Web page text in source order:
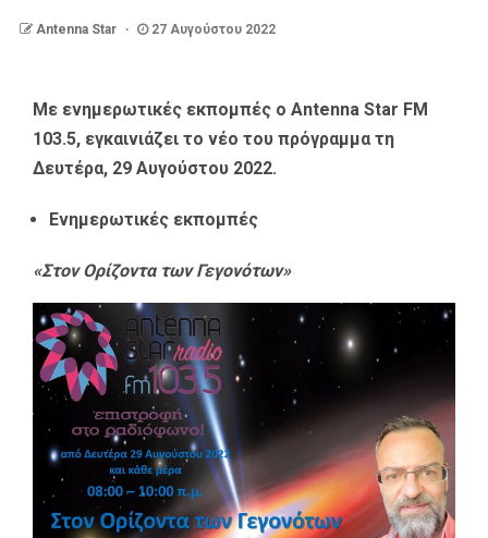
Antenna Star 27 Αυγούστου 2022
Με ενημερωτικές εκπομπές ο Antenna Star FM
103.5, εγκαινιάζει το νέο του πρόγραμμα τη
Δευτέρα, 29 Αυγούστου 2022.
Ενημερωτικές εκπομπές
«Στον Ορίζοντα των Γεγονότων»